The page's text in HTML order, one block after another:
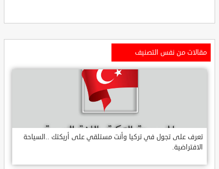
مقالات من نفس التصنيف
تعرف على تجول في تركيا وأنت مستلقي على أريكتك ..السياحة
الافتراضية.